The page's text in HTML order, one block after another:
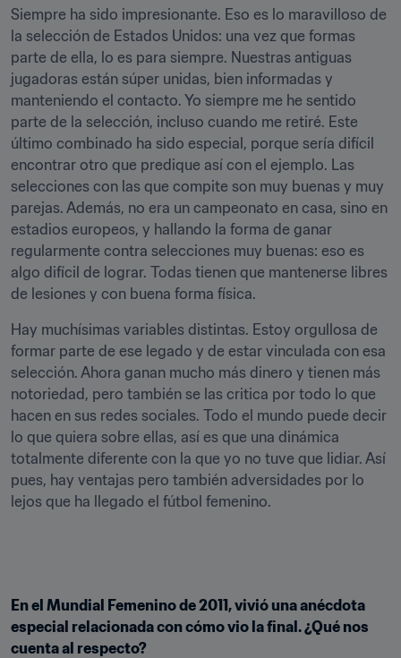
Siempre ha sido impresionante. Eso es lo maravilloso de
la selección de Estados Unidos: una vez que formas
parte de ella, lo es para siempre. Nuestras antiguas
jugadoras están súper unidas, bien informadas y
manteniendo el contacto. Yo siempre me he sentido
parte de la selección, incluso cuando me retiré. Este
último combinado ha sido especial, porque sería difícil
encontrar otro que predique así con el ejemplo. Las
selecciones con las que compite son muy buenas y muy
parejas. Además, no era un campeonato en casa, sino en
estadios europeos, y hallando la forma de ganar
regularmente contra selecciones muy buenas: eso es
algo difícil de lograr. Todas tienen que mantenerse libres
de lesiones y con buena forma física.
Hay muchísimas variables distintas. Estoy orgullosa de
formar parte de ese legado y de estar vinculada con esa
selección. Ahora ganan mucho más dinero y tienen más
notoriedad, pero también se las critica por todo lo que
hacen en sus redes sociales. Todo el mundo puede decir
lo que quiera sobre ellas, así es que una dinámica
totalmente diferente con la que yo no tuve que lidiar. Así
pues, hay ventajas pero también adversidades por lo
lejos que ha llegado el fútbol femenino.
En el Mundial Femenino de 2011, vivió una anécdota
especial relacionada con cómo vio la final. ¿Qué nos
cuenta al respecto?